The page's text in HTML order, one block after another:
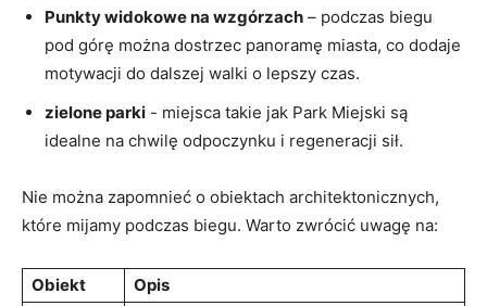
Punkty widokowe na ‍wzgórzach – podczas biegu
pod górę można dostrzec panoramę​ miasta, ⁢co dodaje
motywacji do dalszej walki o lepszy⁣ czas.
zielone parki -⁣ miejsca ​takie jak Park Miejski są
idealne na ​chwilę ⁣odpoczynku i⁢ regeneracji sił.
Nie⁣ można⁢ zapomnieć o obiektach architektonicznych,
które mijamy podczas biegu. Warto zwrócić uwagę na:
Obiekt
Opis